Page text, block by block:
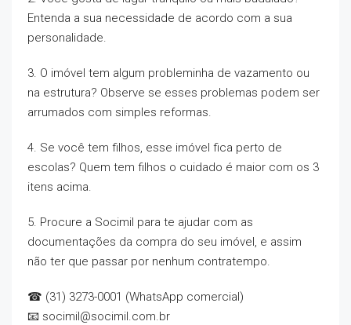
Entenda a sua necessidade de acordo com a sua
personalidade.
3. O imóvel tem algum probleminha de vazamento ou
na estrutura? Observe se esses problemas podem ser
arrumados com simples reformas.
4. Se você tem filhos, esse imóvel fica perto de
escolas? Quem tem filhos o cuidado é maior com os 3
itens acima.
5. Procure a Socimil para te ajudar com as
documentações da compra do seu imóvel, e assim
não ter que passar por nenhum contratempo.
☎ (31) 3273-0001 (WhatsApp comercial)
📧 socimil@socimil.com.br